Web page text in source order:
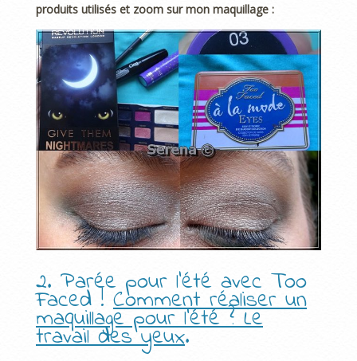
produits utilisés et zoom sur mon maquillage :
2. Parée pour l’été avec Too
Faced ! Comment réaliser un
maquillage pour l’été ? Le
travail des yeux.